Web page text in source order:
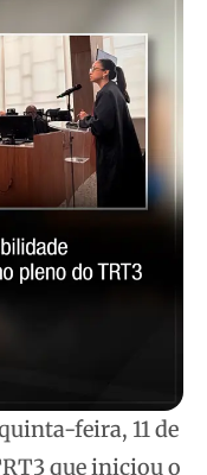
feira, 11 de
que iniciou o